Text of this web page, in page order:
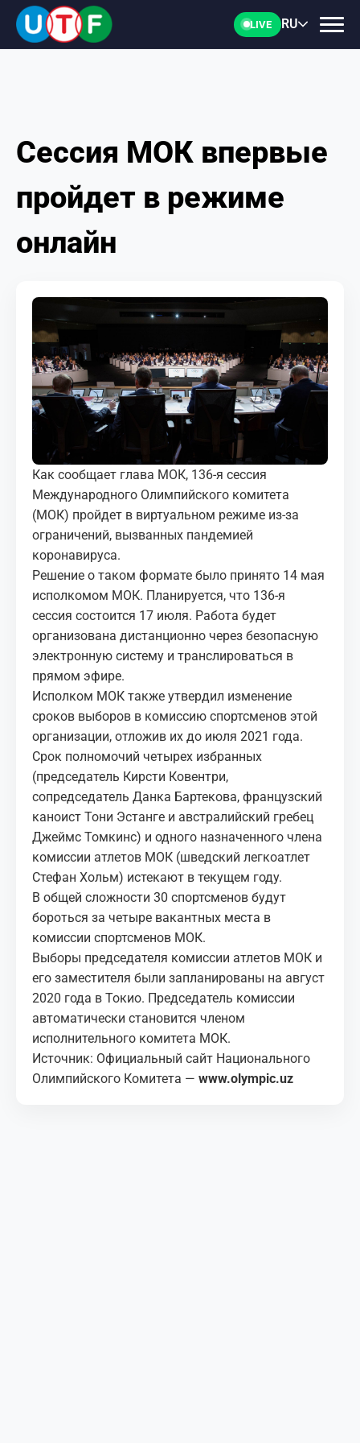
LIVE RU
ГЛАВНАЯ
ФТУ
НОВОСТИ
ПЕРСОНАЛИИ
МЕДИА
КОРТЫ
КОНТАКТЫ
UZ-PIN
Сессия МОК впервые
пройдет в режиме
онлайн
Как сообщает глава МОК, 136-я сессия
Международного Олимпийского комитета
(МОК) пройдет в виртуальном режиме из-за
ограничений, вызванных пандемией
коронавируса.
Решение о таком формате было принято 14 мая
исполкомом МОК. Планируется, что 136-я
сессия состоится 17 июля. Работа будет
организована дистанционно через безопасную
электронную систему и транслироваться в
прямом эфире.
Исполком МОК также утвердил изменение
сроков выборов в комиссию спортсменов этой
организации, отложив их до июля 2021 года.
Срок полномочий четырех избранных
(председатель Кирсти Ковентри,
сопредседатель Данка Бартекова, французский
каноист Тони Эстанге и австралийский гребец
Джеймс Томкинс) и одного назначенного члена
комиссии атлетов МОК (шведский легкоатлет
Стефан Хольм) истекают в текущем году.
В общей сложности 30 спортсменов будут
бороться за четыре вакантных места в
комиссии спортсменов МОК.
Выборы председателя комиссии атлетов МОК и
его заместителя были запланированы на август
2020 года в Токио. Председатель комиссии
автоматически становится членом
исполнительного комитета МОК.
Источник: Официальный сайт Национального
Олимпийского Комитета — www.olympic.uz